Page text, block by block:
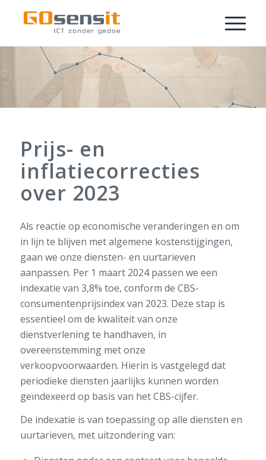
Prijs- en
inflatiecorrecties
over 2023
Als reactie op economische veranderingen en om
in lijn te blijven met algemene kostenstijgingen,
gaan we onze diensten- en uurtarieven
aanpassen. Per 1 maart 2024 passen we een
indexatie van 3,8% toe, conform de CBS-
consumentenprijsindex van 2023. Deze stap is
essentieel om de kwaliteit van onze
dienstverlening te handhaven, in
overeenstemming met onze
verkoopvoorwaarden. Hierin is vastgelegd dat
periodieke diensten jaarlijks kunnen worden
geïndexeerd op basis van het CBS-cijfer.
De indexatie is van toepassing op alle diensten en
uurtarieven, met uitzondering van: